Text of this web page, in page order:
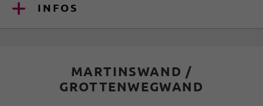
INFOS
MARTINSWAND /
GROTTENWEGWAND